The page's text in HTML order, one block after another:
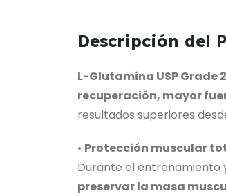
Descripción del
L-Glutamina USP Grade
recuperación, mayor
resultados superiores
• Protección muscular
Durante el entrenamiento
preservar la masa